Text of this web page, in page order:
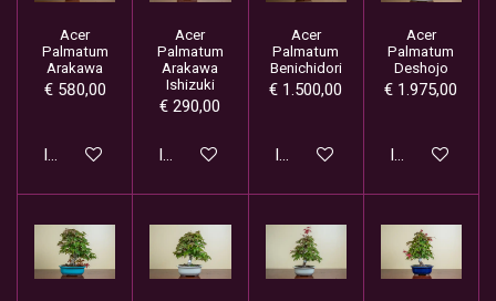
Acer
Palmatum
Arakawa
€ 580,00
In winkelwagen
Acer
Palmatum
Arakawa
Ishizuki
€ 290,00
In winkelwagen
Acer
Palmatum
Benichidori
€ 1.500,00
In winkelwagen
Acer
Palmatum
Deshojo
€ 1.975,00
In